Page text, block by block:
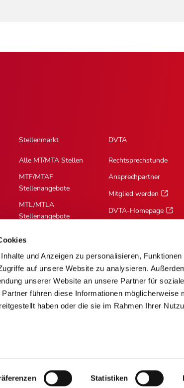
und Anzeigen zu personalisieren,
auf unsere Website zu analysieren.
unserer Website an unsere Partner für
führen diese Informationen möglicherweise
haben oder die sie im Rahmen Ihrer
Statistiken
Stellenmarkt
Alle MT/MTA Stellen
MTF/MTAF
Stellenangebote
MTL/MTLA
Stellenangebote
Stellenangebote
MTV/VMTA
Stellenangebote
DVTA
Rechtsprechstunde
Ansprechpartner
Mitglied werden
DVTA-Homepage